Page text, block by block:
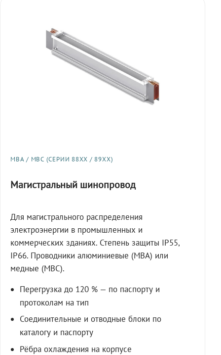
МВА / МВС (СЕРИИ 88XX / 89XX)
Магистральный шинопровод
Для магистрального распределения
электроэнергии в промышленных и
коммерческих зданиях. Степень защиты IP55,
IP66. Проводники алюминиевые (МВА) или
медные (МВС).
Перегрузка до 120 % — по паспорту и
протоколам на тип
Соединительные и отводные блоки по
каталогу и паспорту
Рёбра охлаждения на корпусе